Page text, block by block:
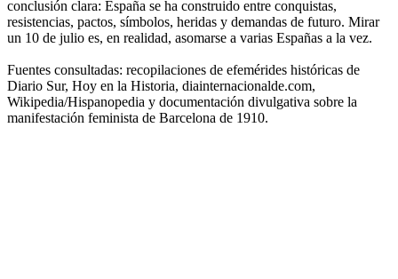
conclusión clara: España se ha construido entre conquistas,
resistencias, pactos, símbolos, heridas y demandas de futuro. Mirar
un 10 de julio es, en realidad, asomarse a varias Españas a la vez.
Fuentes consultadas: recopilaciones de efemérides históricas de
Diario Sur, Hoy en la Historia, diainternacionalde.com,
Wikipedia/Hispanopedia y documentación divulgativa sobre la
manifestación feminista de Barcelona de 1910.